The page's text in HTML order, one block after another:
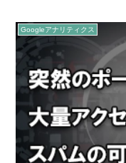
Googleアナリティクス